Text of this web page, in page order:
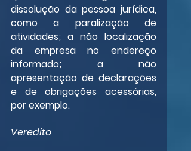
dissolução da pessoa jurídica,
como a paralização de
atividades; a não localização
da empresa no endereço
informado; a não
apresentação de declarações
e de obrigações acessórias,
por exemplo.
Veredito